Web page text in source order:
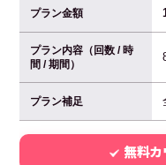
プラン金額
プラン内容（回数 / 時
間 / 期間）
プラン補足
無料カ